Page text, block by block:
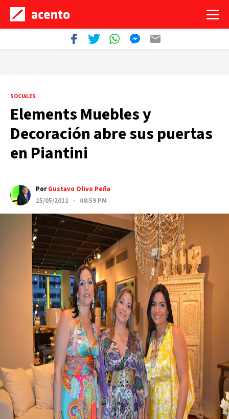
SOCIALES
Elements Muebles y
Decoración abre sus puertas
en Piantini
PorGustavo Olivo Peña
25/05/2011 · 08:59 PM